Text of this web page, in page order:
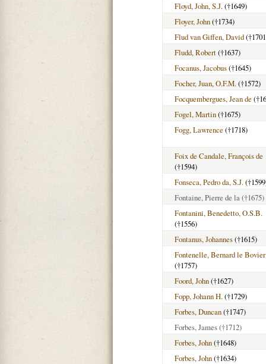
Floyd, John, S.J.(†1649)
Floyer, John(†1734)
Flud van Giffen, David
Fludd, Robert(†1637)
Focanus, Jacobus(†1645)
Focher, Juan, O.F.M.(†1572)
Focquembergues, Jean de
Fogel, Martin(†1675)
Fogg, Lawrence (†1718)
Foix de Candale, François de
(†1594)
Fonseca, Pedro da, S.J.
Fontaine, Pierre de la(†1675)
Fontanini, Benedetto, O.S.B.
(†1556)
Fontanus, Johannes(†1615)
Fontenelle, Bernard le
(†1757)
Foord, John(†1627)
Fopp, Johann H.(†1729)
Forbes, Duncan(†1747)
Forbes, James(†1712)
Forbes, John(†1648)
Forbes, John(†1634)